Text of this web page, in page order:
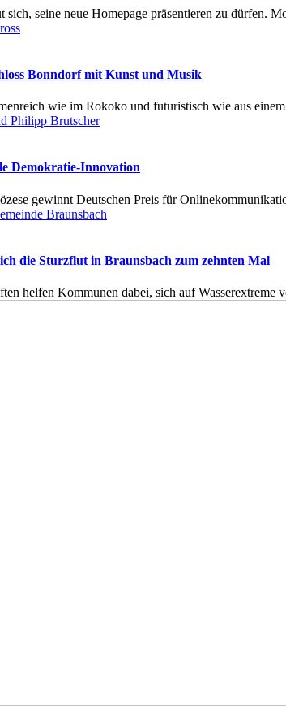
sich, seine neue Homepage präsentieren zu dürfen.
Bonndorf mit Kunst und Musik
wie im Rokoko und futuristisch wie aus
Demokratie-Innovation
gewinnt Deutschen Preis für
die Sturzflut in Braunsbach zum zehnten Mal
helfen Kommunen dabei, sich auf